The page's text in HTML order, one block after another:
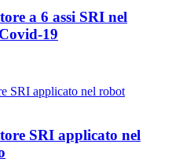
a 6 assi SRI nel
19
SRI applicato nel